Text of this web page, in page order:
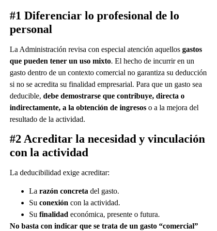
#1 Diferenciar lo profesional de lo
personal
La Administración revisa con especial atención aquellos gastos
que pueden tener un uso mixto. El hecho de incurrir en un
gasto dentro de un contexto comercial no garantiza su deducción
si no se acredita su finalidad empresarial. Para que un gasto sea
deducible, debe demostrarse que contribuye, directa o
indirectamente, a la obtención de ingresos o a la mejora del
resultado de la actividad.
#2 Acreditar la necesidad y vinculación
con la actividad
La deducibilidad exige acreditar:
La razón concreta del gasto.
Su conexión con la actividad.
Su finalidad económica, presente o futura.
No basta con indicar que se trata de un gasto “comercial”